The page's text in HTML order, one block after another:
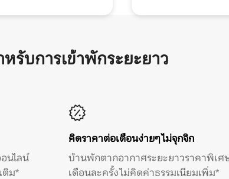
รับการเข้าพักระยะยาว
นไลน์
ติม*
คิดราคาต่อเดือนง่ายๆ ไม่จุกจิก
บ้านพักตากอากาศระยะยาวราคาพิเศ
เดือนละครั้ง ไม่คิดค่าธรรมเนียมเพิ่ม*